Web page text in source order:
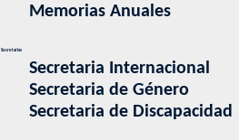
Memorias Anuales
Secretarias
Secretaria Internacional
Secretaria de Género
Secretaria de Discapacidad